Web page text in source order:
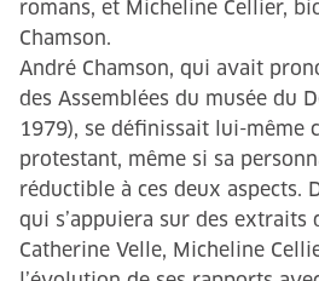
romans, et Micheline Cellier,
Chamson.
André Chamson, qui avait
des Assemblées du musée du
1979), se définissait lui-même
protestant, même si sa
réductible à ces deux aspects.
qui s’appuiera sur des
Catherine Velle, Micheline